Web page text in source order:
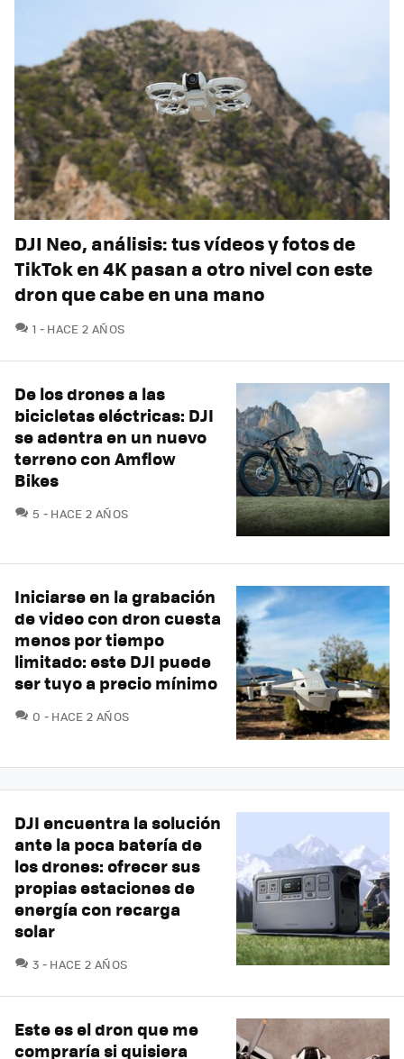
DJI Neo, análisis: tus vídeos y fotos de
TikTok en 4K pasan a otro nivel con este
dron que cabe en una mano
1 COMENTARIOS
HACE 2 AÑOS
De los drones a las
bicicletas eléctricas: DJI
se adentra en un nuevo
terreno con Amflow
Bikes
5 COMENTARIOS
HACE 2 AÑOS
Iniciarse en la grabación
de video con dron cuesta
menos por tiempo
limitado: este DJI puede
ser tuyo a precio mínimo
0 COMENTARIOS
HACE 2 AÑOS
DJI encuentra la solución
ante la poca batería de
los drones: ofrecer sus
propias estaciones de
energía con recarga
solar
3 COMENTARIOS
HACE 2 AÑOS
Este es el dron que me
compraría si quisiera